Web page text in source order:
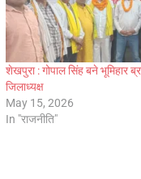
शेखपुरा : गोपाल सिंह बने भूमिहार
जिलाध्यक्ष
May 15, 2026
In "राजनीति"